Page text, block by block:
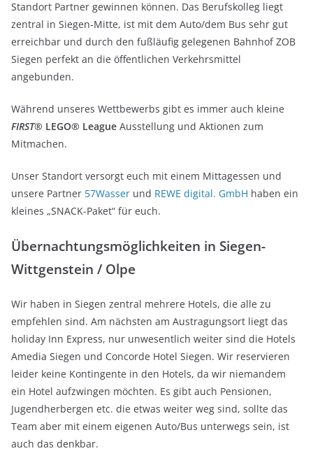
Standort Partner gewinnen können. Das Berufskolleg liegt
zentral in Siegen-Mitte, ist mit dem Auto/dem Bus sehr gut
erreichbar und durch den fußläufig gelegenen Bahnhof ZOB
Siegen perfekt an die öffentlichen Verkehrsmittel
angebunden.
Während unseres Wettbewerbs gibt es immer auch kleine
FIRST® LEGO® League Ausstellung und Aktionen zum
Mitmachen.
Unser Standort versorgt euch mit einem Mittagessen und
unsere Partner 57Wasser und REWE digital. GmbH haben ein
kleines „SNACK-Paket“ für euch.
Übernachtungsmöglichkeiten in Siegen-
Wittgenstein / Olpe
Wir haben in Siegen zentral mehrere Hotels, die alle zu
empfehlen sind. Am nächsten am Austragungsort liegt das
holiday Inn Express, nur unwesentlich weiter sind die Hotels
Amedia Siegen und Concorde Hotel Siegen. Wir reservieren
leider keine Kontingente in den Hotels, da wir niemandem
ein Hotel aufzwingen möchten. Es gibt auch Pensionen,
Jugendherbergen etc. die etwas weiter weg sind, sollte das
Team aber mit einem eigenen Auto/Bus unterwegs sein, ist
auch das denkbar.